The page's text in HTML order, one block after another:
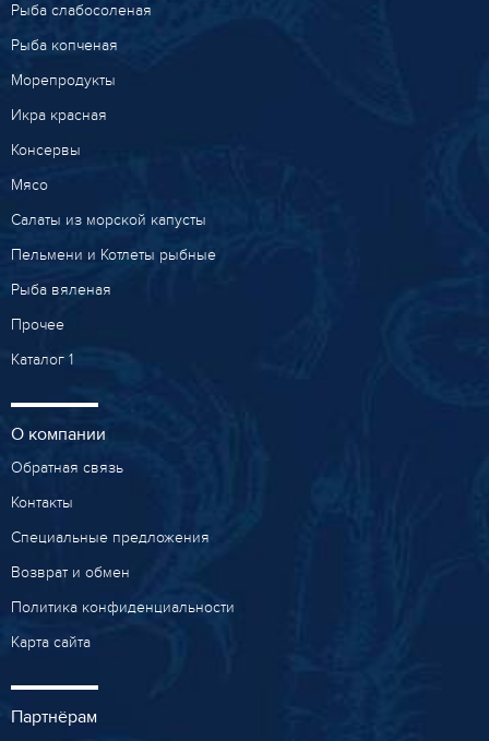
Рыба слабосоленая
Рыба копченая
Морепродукты
Икра красная
Консервы
Мясо
Салаты из морской капусты
Пельмени и Котлеты рыбные
Рыба вяленая
Прочее
Каталог 1
О компании
Обратная связь
Контакты
Специальные предложения
Возврат и обмен
Политика конфиденциальности
Карта сайта
Партнёрам